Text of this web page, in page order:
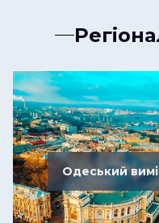
Одеський